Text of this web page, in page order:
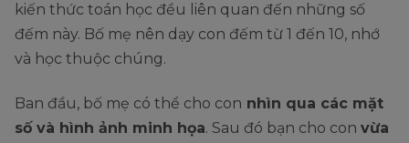
kiến thức toán học đều liên quan đến những số
đếm này. Bố mẹ nên dạy con đếm từ 1 đến 10, nhớ
và học thuộc chúng.
Ban đầu, bố mẹ có thể cho con nhìn qua các mặt
số và hình ảnh minh họa. Sau đó bạn cho con vừa